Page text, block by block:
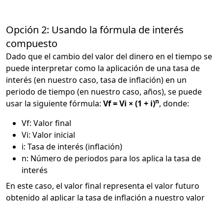
Opción 2: Usando la fórmula de interés
compuesto
Dado que el cambio del valor del dinero en el tiempo se
puede interpretar como la aplicación de una tasa de
interés (en nuestro caso, tasa de inflación) en un
periodo de tiempo (en nuestro caso, años), se puede
usar la siguiente fórmula: Vf = Vi × (1 + i)n, donde:
Vf: Valor final
Vi: Valor inicial
i: Tasa de interés (inflación)
n: Número de periodos para los aplica la tasa de
interés
En este caso, el valor final representa el valor futuro
obtenido al aplicar la tasa de inflación a nuestro valor